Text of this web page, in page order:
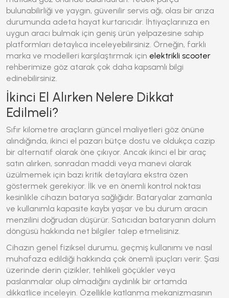
bulunabilirliği ve yaygın, güvenilir servis ağı, olası bir arıza
durumunda adeta hayat kurtarıcıdır. İhtiyaçlarınıza en
uygun aracı bulmak için geniş ürün yelpazesine sahip
platformları detaylıca inceleyebilirsiniz. Örneğin, farklı
marka ve modelleri karşılaştırmak için elektrikli scooter
rehberimize göz atarak çok daha kapsamlı bilgi
edinebilirsiniz.
İkinci El Alırken Nelere Dikkat
Edilmeli?
Sıfır kilometre araçların güncel maliyetleri göz önüne
alındığında, ikinci el pazarı bütçe dostu ve oldukça cazip
bir alternatif olarak öne çıkıyor. Ancak ikinci el bir araç
satın alırken, sonradan maddi veya manevi olarak
üzülmemek için bazı kritik detaylara ekstra özen
göstermek gerekiyor. İlk ve en önemli kontrol noktası
kesinlikle cihazın batarya sağlığıdır. Bataryalar zamanla
ve kullanımla kapasite kaybı yaşar ve bu durum aracın
menzilini doğrudan düşürür. Satıcıdan bataryanın dolum
döngüsü hakkında net bilgiler talep etmelisiniz.
Cihazın genel fiziksel durumu, geçmiş kullanımı ve nasıl
muhafaza edildiği hakkında çok önemli ipuçları verir. Şasi
üzerinde derin çizikler, tehlikeli göçükler veya
paslanmalar olup olmadığını aydınlık bir ortamda
dikkatlice inceleyin. Özellikle katlanma mekanizmasının